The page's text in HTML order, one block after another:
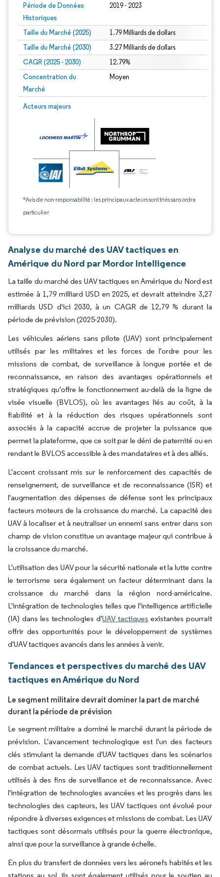
Période de Données
Historiques
2019 - 2023
Taille du Marché (2025) 1.79 Milliards de dollars
Taille du Marché (2030) 3.27 Milliards de dollars
CAGR (2025 - 2030) 12.79%
Concentration du
Marché
Moyen
Acteurs majeurs
*Avis de non-responsabilité : les principaux acteurs sont triés sans ordre
particulier
Analyse du marché des UAV tactiques en
Amérique du Nord par Mordor Intelligence
La taille du marché des UAV tactiques en Amérique du Nord est
estimée à 1,79 milliard USD en 2025, et devrait atteindre 3,27
milliards USD d'ici 2030, à un CAGR de 12,79 % durant la
période de prévision (2025-2030).
Les véhicules aériens sans pilote (UAV) sont principalement
utilisés par les militaires et les forces de l'ordre pour les
missions de combat, de surveillance à longue portée et de
reconnaissance, en raison des avantages opérationnels et
stratégiques qu'offre le fonctionnement au-delà de la ligne de
visée visuelle (BVLOS), où les avantages liés au coût, à la
fiabilité et à la réduction des risques opérationnels sont
associés à la capacité accrue de projeter la puissance que
permet la plateforme, que ce soit par le déni de paternité ou en
rendant le BVLOS accessible à des mandataires et à des alliés.
L'accent croissant mis sur le renforcement des capacités de
renseignement, de surveillance et de reconnaissance (ISR) et
l'augmentation des dépenses de défense sont les principaux
facteurs moteurs de la croissance du marché. La capacité des
UAV à localiser et à neutraliser un ennemi sans entrer dans son
champ de vision constitue un avantage majeur qui contribue à
la croissance du marché.
L'utilisation des UAV pour la sécurité nationale et la lutte contre
le terrorisme sera également un facteur déterminant dans la
croissance du marché dans la région nord-américaine.
L'intégration de technologies telles que l'intelligence artificielle
(IA) dans les technologies d'UAV tactiques existantes pourrait
offrir des opportunités pour le développement de systèmes
d'UAV tactiques avancés dans les années à venir.
Tendances et perspectives du marché des UAV
tactiques en Amérique du Nord
Le segment militaire devrait dominer la part de marché
durant la période de prévision
Le segment militaire a dominé le marché durant la période de
prévision. L'avancement technologique est l'un des facteurs
clés stimulant la demande d'UAV tactiques dans les scénarios
de combat actuels. Les UAV tactiques sont traditionnellement
utilisés à des fins de surveillance et de reconnaissance. Avec
l'intégration de technologies avancées et les progrès dans les
technologies des capteurs, les UAV tactiques ont évolué pour
répondre à diverses exigences et missions de combat. Les UAV
tactiques sont désormais utilisés pour la guerre électronique,
ainsi que pour la surveillance à grande échelle.
En plus du transfert de données vers les aéronefs habités et les